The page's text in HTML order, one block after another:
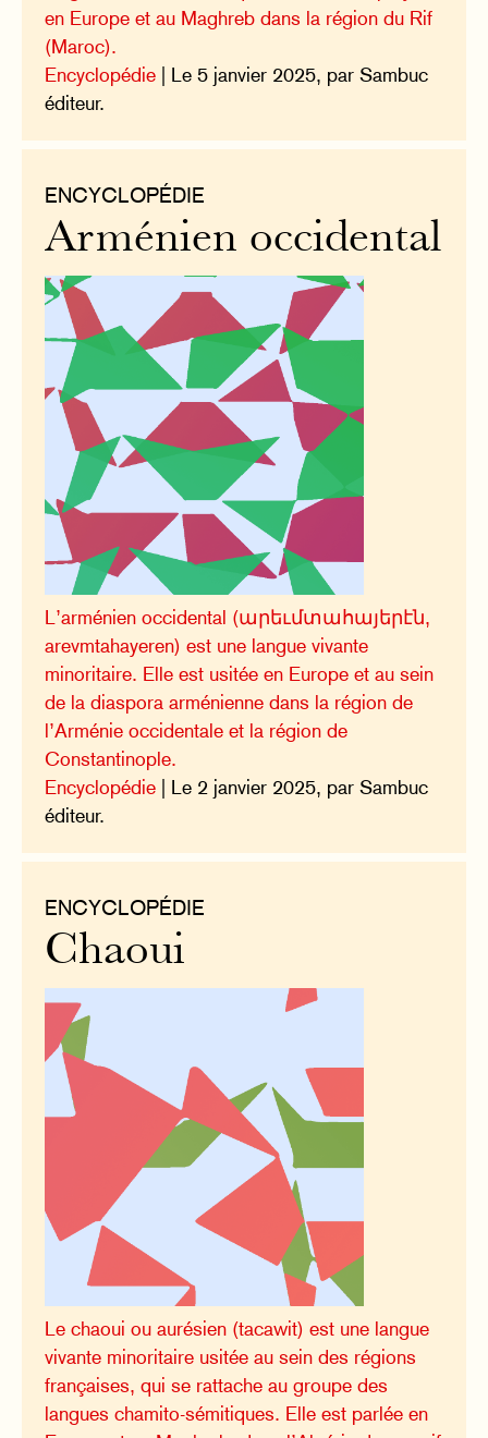
en Europe et au Maghreb dans la région du Rif
(Maroc).
Encyclopédie | Le 5 janvier 2025, par Sambuc
éditeur.
ENCYCLOPÉDIE
Arménien occidental
L’arménien occidental (արեւմտահայերէն,
arevmtahayeren) est une langue vivante
minoritaire. Elle est usitée en Europe et au sein
de la diaspora arménienne dans la région de
l’Arménie occidentale et la région de
Constantinople.
Encyclopédie | Le 2 janvier 2025, par Sambuc
éditeur.
ENCYCLOPÉDIE
Chaoui
Le chaoui ou aurésien (tacawit) est une langue
vivante minoritaire usitée au sein des régions
françaises, qui se rattache au groupe des
langues chamito-sémitiques. Elle est parlée en